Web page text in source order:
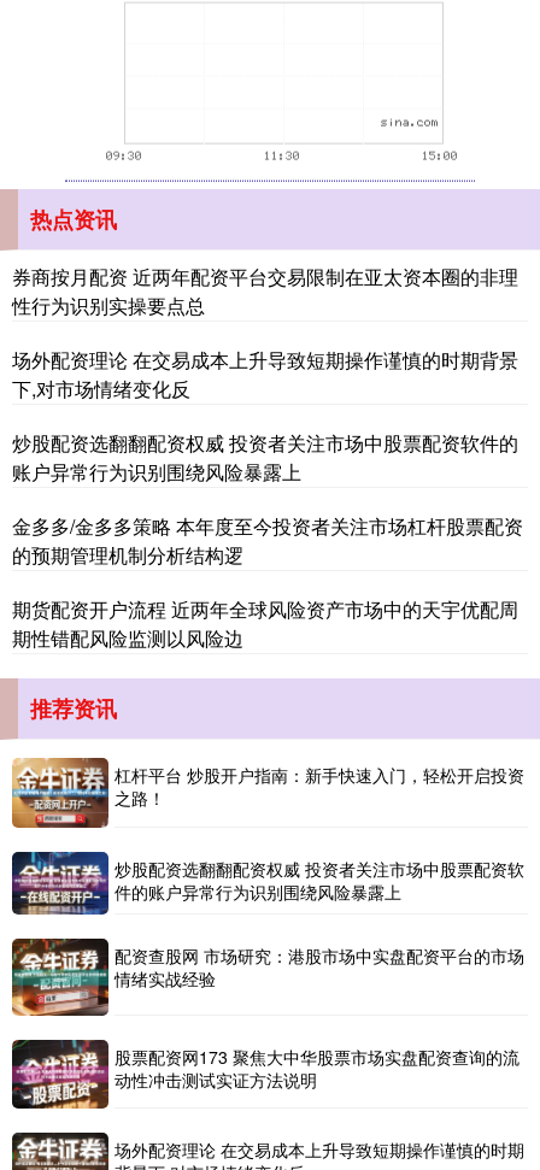
+1.02%
深证成指 +200.89 +1.42%
沪深300 4694.44
北证50 1134.24 +11.37 +1.01%
创业板指
热点资讯
券商按月配资 近两年配资平台交易限制在亚太资本圈的非理
性行为识别实操要点总
场外配资理论 在交易成本上升导致短期操作谨慎的时期背景
下,对市场情绪变化反
炒股配资选翻翻配资权威 投资者关注市场中股票配资软件的
账户异常行为识别围绕风险暴露上
金多多/金多多策略 本年度至今投资者关注市场杠杆股票配资
的预期管理机制分析结构逻
期货配资开户流程 近两年全球风险资产市场中的天宇优配周
期性错配风险监测以风险边
推荐资讯
杠杆平台 炒股开户指南：新手快速入门，轻松开启投资
之路！
炒股配资选翻翻配资权威 投资者关注市场中股票配资软
件的账户异常行为识别围绕风险暴露上
配资查股网 市场研究：港股市场中实盘配资平台的市场
情绪实战经验
股票配资网173 聚焦大中华股票市场实盘配资查询的流
动性冲击测试实证方法说明
场外配资理论 在交易成本上升导致短期操作谨慎的时期